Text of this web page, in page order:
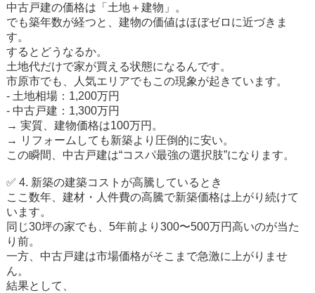
中古戸建の価格は「土地＋建物」。
でも築年数が経つと、建物の価値はほぼゼロに近づきま
す。
するとどうなるか。
土地代だけで家が買える状態になるんです。
市原市でも、人気エリアでもこの現象が起きています。
- 土地相場：1,200万円
- 中古戸建：1,300万円
→ 実質、建物価格は100万円。
→ リフォームしても新築より圧倒的に安い。
この瞬間、中古戸建は“コスパ最強の選択肢”になります。
✅ 4. 新築の建築コストが高騰しているとき
ここ数年、建材・人件費の高騰で新築価格は上がり続けて
います。
同じ30坪の家でも、5年前より300〜500万円高いのが当た
り前。
一方、中古戸建は市場価格がそこまで急激に上がりませ
ん。
結果として、